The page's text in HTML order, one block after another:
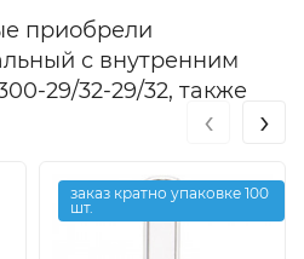
приобрели
с внутренним
29/32-29/32, также
заказ кратно упаковке 100
шт.
‹ ›